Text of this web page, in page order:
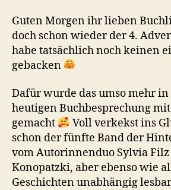
Guten Morgen ihr lieben
doch schon wieder der 4.
habe tatsächlich noch keinen
gebacken
Dafür wurde das umso mehr
heutigen Buchbesprechung
gemacht
Voll verkekst ins
schon der fünfte Band der
vom Autorinnenduo Sylvia
Konopatzki, aber ebenso wie
Geschichten unabhängig